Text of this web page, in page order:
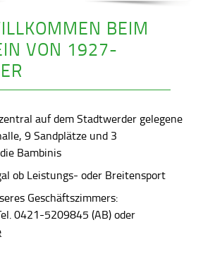
BEIM
VON 1927-
auf dem Stadtwerder gelegene
9 Sandplätze und 3
Bambinis
ob Leistungs- oder Breitensport
Geschäftszimmers:
0421-5209845 (AB) oder